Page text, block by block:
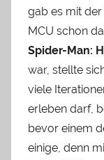
gab es mit
MCU schon
Spider-Man:
war, stellte
viele
erleben darf,
bevor einem
einige, denn